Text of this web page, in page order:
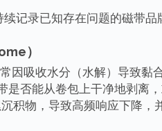
记录已知存在问题的磁带品
）
因吸收水分（水解）导致黏合
否能从卷包上干净地剥离
积物，导致高频响应下降，